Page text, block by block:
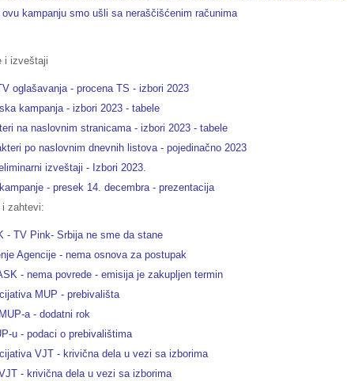
ovu kampanju smo ušli sa neraščišćenim računima
i izveštaji
oglašavanja - procena TS - izbori 2023
kampanja - izbori 2023 - tabele
na naslovnim stranicama - izbori 2023 - tabele
po naslovnim dnevnih listova - pojedinačno 2023
izveštaji - Izbori 2023.
- presek 14. decembra - prezentacija
i zahtevi:
- TV Pink- Srbija ne sme da stane
Agencije - nema osnova za postupak
- nema povrede - emisija je zakupljen termin
MUP - prebivališta
a - dodatni rok
u - podaci o prebivalištima
VJT - krivična dela u vezi sa izborima
- krivična dela u vezi sa izborima